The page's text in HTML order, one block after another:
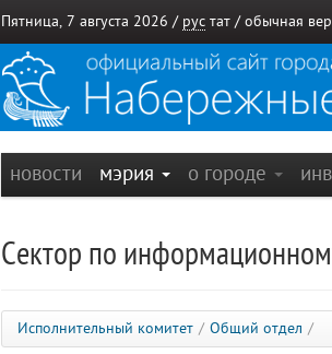
Пятница, 7 августа 2026 / рус тат / обычная
новости мэрия о городе
Сектор по
Исполнительный комитет / Общий отдел /